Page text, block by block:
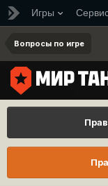
Игры
Вопросы по игре